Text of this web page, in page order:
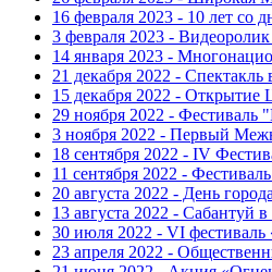
16 февраля 2023 - 10 лет со
3 февраля 2023 -
14 января 2023 -
21 декабря 2022 -
15 декабря 2022 - Открытие
29 ноября 2022 - Фестиваль
3 ноября 2022 - Первый
18 сентября 2022 - IV
11 сентября 2022 -
20 августа 2022 - День города
13 августа 2022 - Сабантуй
30 июля 2022 - VI
23 апреля 2022 -